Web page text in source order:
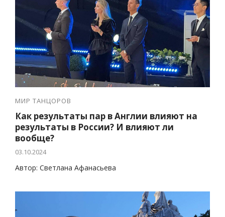
МИР ТАНЦОРОВ
Как результаты пар в Англии влияют на
результаты в России? И влияют ли
вообще?
03.10.2024
Автор: Светлана Афанасьева